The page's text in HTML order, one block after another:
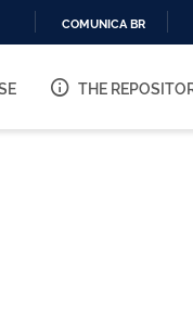
O
COMUNICA BR
THE